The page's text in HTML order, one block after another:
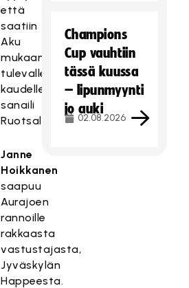
että
saatiin
Aku
mukaan
tulevalle
kaudelle,
sanaili
Ruotsalainen.
Janne
Hoikkanen
saapuu
Aurajoen
rannoille
rakkaasta
vastustajasta,
Jyväskylän
Happeesta.
Champions
Cup vauhtiin
tässä kuussa
– lipunmyynti
jo auki
02.08.2026